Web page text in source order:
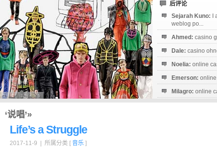
后评论
Sejarah Kuno:
weblog po...
Ahmed: casino
Dale: casino
Noelia: online
Emerson:
Milagro: online
‘说唱’»
Life’s a Struggle
2017-11-9 | 所属分类 [ 音乐 ]